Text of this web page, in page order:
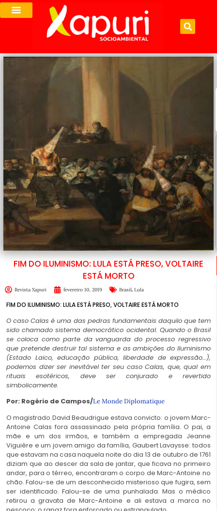
FIM DO ILUMINISMO: LULA ESTÁ PRESO, VOLTAIRE
ESTÁ MORTO
Revista Xapuri fevereiro 10, 2019 Brasil, Lula
FIM DO ILUMINISMO: LULA ESTÁ PRESO, VOLTAIRE ESTÁ MORTO
O caso Calas é uma das pedras fundamentais daquilo que tem
sido chamado sistema democrático ocidental. Quando o Brasil
se coloca como parte da vanguarda do processo regressivo
que pretende destruir tal sistema e as ambições do Iluminismo
(Estado Laico, educação pública, liberdade de expressão…),
podemos dizer ser inevitável ter seu caso Calas, que, qual em
rituais esotéricos, deve ser conjurado e revertido
simbolicamente.
Por: Rogério de Campos/Le Monde Diplomatique
O magistrado David Beaudrigue estava convicto: o jovem Marc-
Antoine Calas fora assassinado pela própria família. O pai, a
mãe e um dos irmãos, e também a empregada Jeanne
Viguière e um jovem amigo da família, Gaubert Lavaysse: todos
que estavam na casa naquela noite do dia 13 de outubro de 1761
diziam que ao descer da sala de jantar, que ficava no primeiro
andar, para o térreo, encontraram o corpo de Marc-Antoine no
chão. Falou-se de um desconhecido misterioso que fugira, sem
ser identificado. Falou-se de uma punhalada. Mas o médico
retirou a gravata de Marc-Antoine e ali estava a marca no